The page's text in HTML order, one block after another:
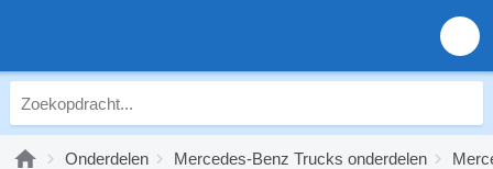
Onderdelen Mercedes-Benz Trucks onderdelen